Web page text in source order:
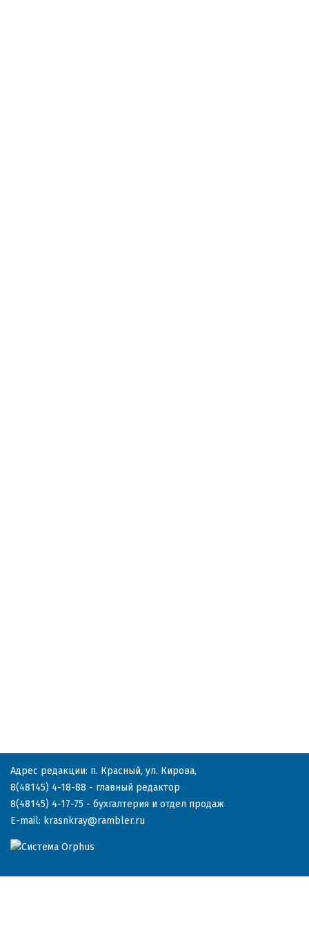
Адрес редакции: п. Красный, ул. Кирова,
8(48145) 4-18-88 - главный редактор
8(48145) 4-17-75 - бухгалтерия и отдел продаж
E-mail: krasnkray@rambler.ru